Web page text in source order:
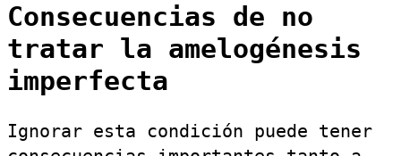
Consecuencias de no
tratar la amelogénesis
imperfecta
Ignorar esta condición puede tener